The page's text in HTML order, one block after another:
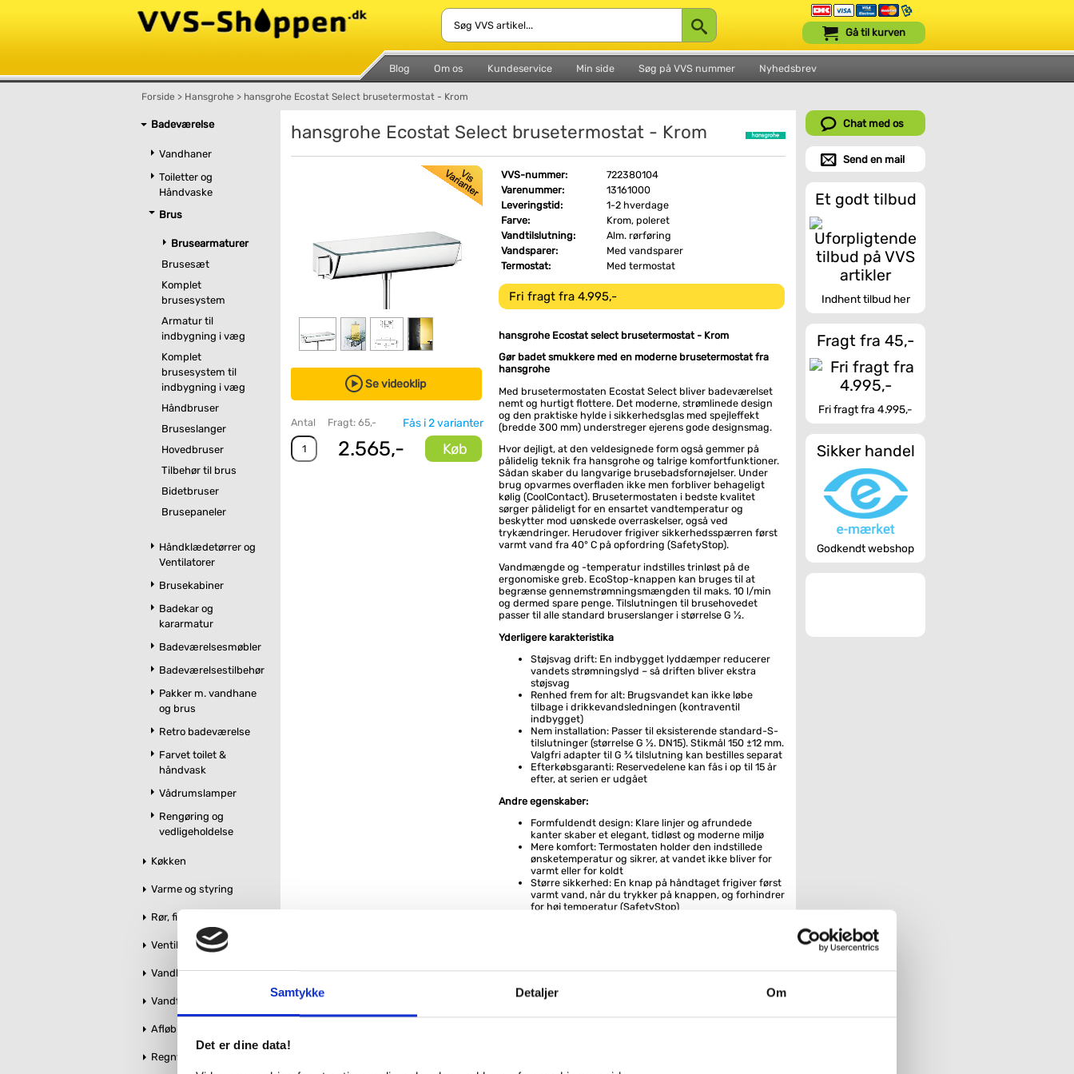
Samtykke Detaljer Om
Det er dine data!
Blog Om os Kundeservice Min side Søg på VVS nummer Nyhedsbrev
Gå til kurven
Forside > Hansgrohe > hansgrohe Ecostat Select brusetermostat - Krom
Badeværelse
Vandhaner
Toiletter og
Håndvaske
Brus
Brusearmaturer
Brusesæt
Komplet
brusesystem
Armatur til
indbygning i væg
Komplet
brusesystem til
indbygning i væg
Håndbruser
Bruseslanger
Hovedbruser
Tilbehør til brus
Bidetbruser
Brusepaneler
Håndklædetørrer og
Ventilatorer
Brusekabiner
Badekar og
kararmatur
Badeværelsesmøbler
Badeværelsestilbehør
Pakker m. vandhane
og brus
Retro badeværelse
Farvet toilet &
håndvask
Vådrumslamper
Rengøring og
vedligeholdelse
Køkken
Varme og styring
Rør, fittings og tilbehør
Ventiler og stophaner
Vandbehandling
Vandforsyning
Afløb og kloak
Regnvandshåndtering
hansgrohe Ecostat Select brusetermostat - Krom
Se videoklip
Fås i 2 varianter
Antal Fragt: 65,-
2.565,- Køb
VVS-nummer:
722380104
Varenummer:
13161000
Leveringstid:
1-2 hverdage
Farve:
Krom, poleret
Vandtilslutning:
Alm. rørføring
Vandsparer:
Med vandsparer
Termostat:
Med termostat
Fri fragt fra 4.995,-
hansgrohe Ecostat select brusetermostat - Krom
Gør badet smukkere med en moderne brusetermostat fra
hansgrohe
Med brusetermostaten Ecostat Select bliver badeværelset
nemt og hurtigt flottere. Det moderne, strømlinede design
og den praktiske hylde i sikkerhedsglas med spejleffekt
(bredde 300 mm) understreger ejerens gode designsmag.
Hvor dejligt, at den veldesignede form også gemmer på
pålidelig teknik fra hansgrohe og talrige komfortfunktioner.
Sådan skaber du langvarige brusebadsfornøjelser. Under
brug opvarmes overfladen ikke men forbliver behageligt
kølig (CoolContact). Brusetermostaten i bedste kvalitet
sørger pålideligt for en ensartet vandtemperatur og
beskytter mod uønskede overraskelser, også ved
trykændringer. Herudover frigiver sikkerhedsspærren først
varmt vand fra 40° C på opfordring (SafetyStop).
Vandmængde og -temperatur indstilles trinløst på de
ergonomiske greb. EcoStop-knappen kan bruges til at
begrænse gennemstrømningsmængden til maks. 10 l/min
og dermed spare penge. Tilslutningen til brusehovedet
passer til alle standard bruserslanger i størrelse G ½.
Yderligere karakteristika
Støjsvag drift: En indbygget lyddæmper reducerer
vandets strømningslyd – så driften bliver ekstra
støjsvag
Renhed frem for alt: Brugsvandet kan ikke løbe
tilbage i drikkevandsledningen (kontraventil
indbygget)
Nem installation: Passer til eksisterende standard-S-
tilslutninger (størrelse G ½. DN15). Stikmål 150 ±12 mm.
Valgfri adapter til G ¾ tilslutning kan bestilles separat
Efterkøbsgaranti: Reservedelene kan fås i op til 15 år
efter, at serien er udgået
Andre egenskaber:
Formfuldendt design: Klare linjer og afrundede
kanter skaber et elegant, tidløst og moderne miljø
Mere komfort: Termostaten holder den indstillede
ønsketemperatur og sikrer, at vandet ikke bliver for
varmt eller for koldt
Større sikkerhed: En knap på håndtaget frigiver først
varmt vand, når du trykker på knappen, og forhindrer
for høj temperatur (SafetyStop)
(størrelse G ½. DN15)
Fantastisk vandsjov: Gennemstrømningsmængde ved
tilslutningen til håndbruseren maks. 12 l/min (ved 3
Chat med os
Send en mail
Et godt tilbud
Indhent tilbud her
Fragt fra 45,-
Fri fragt fra 4.995,-
Sikker handel
Godkendt webshop